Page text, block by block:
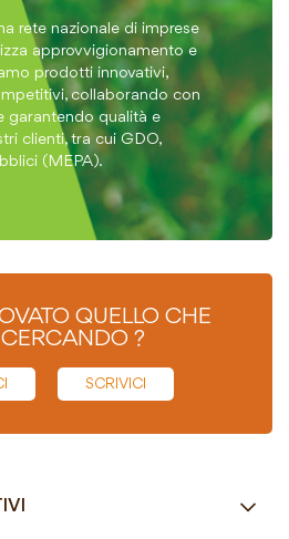
rete nazionale di imprese
approvvigionamento e
prodotti innovativi,
collaborando con
garantendo qualità e
clienti, tra cui GDO,
(MEPA).
QUELLO CHE
CERCANDO ?
SCRIVICI